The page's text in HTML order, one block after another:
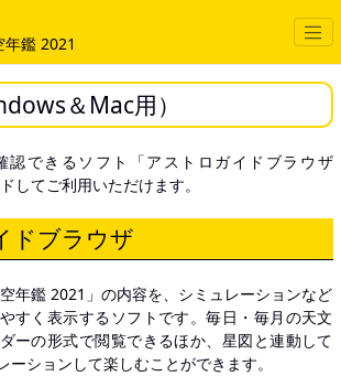
鑑 2021
＆Mac用）
認できるソフト「アストロガイドブラウザ
してご利用いただけます。
ドブラウザ
年鑑 2021」の内容を、シミュレーションなど
すく表示するソフトです。毎日・毎月の天文
ーの形式で閲覧できるほか、星図と連動して
ーションして楽しむことができます。